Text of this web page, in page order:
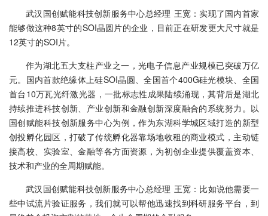
武汉国创赋能科技创新服务中心总经理 王宽：实现了国内首家
能够做这种8英寸的SOI晶圆片的企业，目前正在研发更大尺寸就是
12英寸的SOI片。
作为湖北五大支柱产业之一，光电子信息产业规模已突破万亿
元。国内首款绝缘体上硅SOI晶圆、全国首个400G硅光模块、全国
首台10万瓦光纤激光器，一批标志性成果陆续涌现，其背后是湖北
持续推进科技创新、产业创新和金融创新深度融合的系统努力。以
国创赋能科技创新服务中心为例，作为东湖科学城区域打造的新型
创投孵化园区，打破了传统孵化器靠场地收租的商业模式，主动链
接高校、实验室、金融等各方面资源，为初创企业提供覆盖资本、
技术和产业的全周期赋能。
武汉国创赋能科技创新服务中心总经理 王宽：比如说他需要一
些中试流片验证服务，我们就可以帮他迅速找到科研服务平台，到